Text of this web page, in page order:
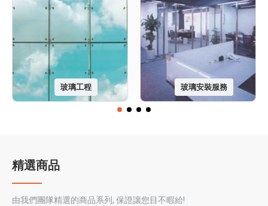
玻璃工程 玻璃安裝服務
精選商品
由我們團隊精選的商品系列, 保證讓您目不暇給!